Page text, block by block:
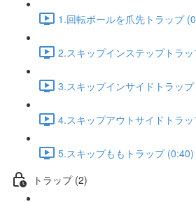
1.回転ボールを爪先トラップ
2.スキップインステップトラ
3.スキップインサイドトラッ
4.スキップアウトサイドトラ
5.スキップももトラップ (0:40)
トラップ (2)